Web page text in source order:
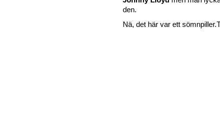
den.
Nä, det här var ett